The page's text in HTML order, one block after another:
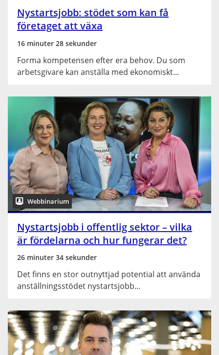
Nystartsjobb: stödet som kan få
företaget att växa
16 minuter 28 sekunder
Forma kompetensen efter era behov. Du som
arbetsgivare kan anställa med ekonomiskt...
Webbinarium
Nystartsjobb i offentlig sektor – vilka
är fördelarna och hur fungerar det?
26 minuter 34 sekunder
Det finns en stor outnyttjad potential att använda
anställningsstödet nystartsjobb...